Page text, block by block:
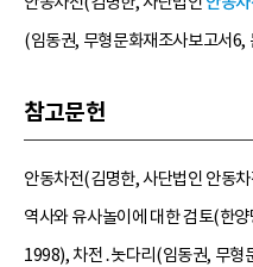
(임동권, 무형문화재조사보고서6,
참고문헌
안동차전(김명한, 사단법인 안동
역사와 유사놀이에 대한 검토(한
1998), 차전․놋다리(임동권, 무형